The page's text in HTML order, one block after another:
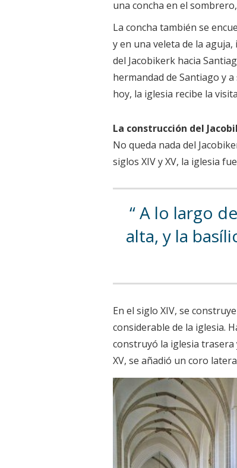
una concha en el
La concha también se
y en una veleta de la
del Jacobikerk hacia
hermandad de Santiago y
hoy, la iglesia recibe la
La construcción del
No queda nada del
siglos XIV y XV, la iglesia
A lo largo
alta, y la
En el siglo XIV, se
considerable de la iglesia.
construyó la iglesia trasera
XV, se añadió un coro